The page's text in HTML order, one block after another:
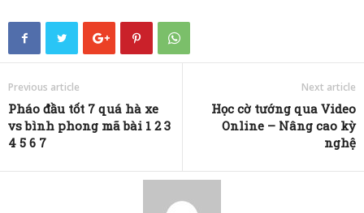
Previous article
Pháo đầu tốt 7 quá hà xe
vs bình phong mã bài 1 2 3
4 5 6 7
Next article
Học cờ tướng qua Video
Online – Nâng cao kỳ
nghệ